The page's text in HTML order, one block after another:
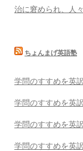
治に窘められ、人
ちょんまげ英語塾
学問のすすめを英
学問のすすめを英
学問のすすめを英
学問のすすめを英訳